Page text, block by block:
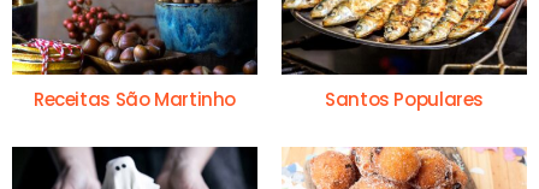
Receitas São Martinho Santos Populares